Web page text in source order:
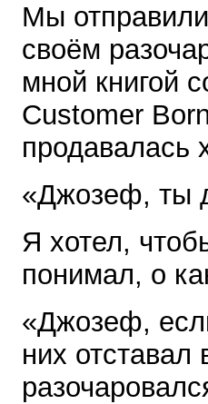
Мы
своём
мной книгой
Customer
продавалась
«Джозеф, ты
Я хотел,
понимал, о
«Джозеф,
них